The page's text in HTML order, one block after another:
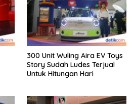
300 Unit Wuling Aira EV Toys
Story Sudah Ludes Terjual
Untuk Hitungan Hari